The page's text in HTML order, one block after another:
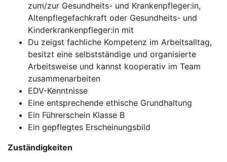
zum/zur Gesundheits- und Krankenpfleger:in,
Altenpflegefachkraft oder Gesundheits- und
Kinderkrankenpfleger:in mit
Du zeigst fachliche Kompetenz im Arbeitsalltag,
besitzt eine selbstständige und organisierte
Arbeitsweise und kannst kooperativ im Team
zusammenarbeiten
EDV-Kenntnisse
Eine entsprechende ethische Grundhaltung
Ein Führerschein Klasse B
Ein gepflegtes Erscheinungsbild
Zuständigkeiten